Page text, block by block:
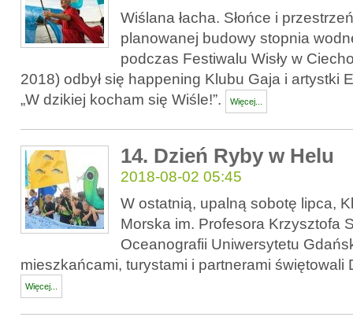
Wiślana łacha. Słońce i
planowanej budowy stopnia
podczas Festiwalu Wisły w
2018) odbył się happening Klubu Gaja i artystki
„W dzikiej kocham się Wiśle!”.
Więcej...
14. Dzień Ryby w Helu
2018-08-02 05:45
W ostatnią, upalną sobotę lipca,
Morska im. Profesora Krzysztofa
Oceanografii Uniwersytetu
mieszkańcami, turystami i partnerami świętowali
Więcej...